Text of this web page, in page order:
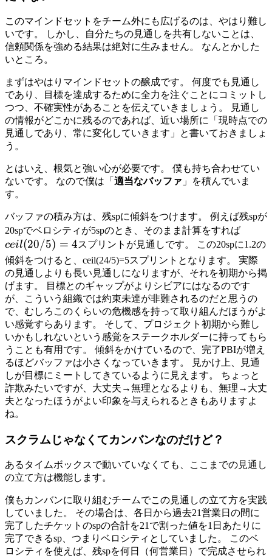
このマインドセットをチーム外にも広げるのは、やはり難し
いです。 しかし、自分たちの見通しを共有しないことは、
信頼関係を強める結果は絶対に生みません。 なんとかした
いところ。
まずはやはりマインドセットの醸成です。 何度でも見通し
であり、目標を達成するために全力を注ぐことにコミットし
つつ、不確実性があることを伝えていきましょう。 見通し
の情報がどこかに残るのであれば、近い場所に「現時点での
見通しであり、常に変化していきます」と書いておきましょ
う。
とはいえ、根気と強い心が必要です。 僕も持ち合わせてい
ないです。 なので僕は「 適当なバッファ 」を積んでいま
す。
バッファの積み方は、残spに傾斜をつけます。 例えば残spが
20spでベロシティが5spのとき、そのまま計算をすれば
ceil(20/5) = 4スプリントが見通しです。 この20spに1.2の
傾斜をつけると、ceil(24/5)=5スプリントとなります。 実際
の見通しよりも長い見通しになりますが、それを初期から掲
げます。 目標とのギャップがよりシビアにはなるのです
が、こういう組織では約束未達が非難されるのだと思うの
で、むしろこのくらいの危機感を持って取り組んだほうがよ
い感覚すらあります。 そして、プロジェクト初期から難し
いかもしれないという感覚をステークホルダーに持ってもら
うことも有用です。 傾斜をかけているので、完了PBIが増え
るほどバッファは小さくなっていきます。 見かけ上、見通
しが目標にミートしてきているように見えます。 ちょっと
詐欺みたいですが、大丈夫→無理となるよりも、無理→大丈
夫となったほうがよい印象を与えられるときもありますよ
ね。
スクラムじゃなくてカンバンなのだけど？
あるタイムボックスで動いていなくても、ここまでの見通し
の立て方は機能します。
僕もカンバンに取り組むチームでこの見通しの立て方を実践
していました。 その場合は、各日から過去21営業日の間に
完了したチケットのspの合計を21で割った値を1日あたりに
完了できるsp、つまりベロシティとしていました。 このベ
ロシティを使えば、残spを何日（何営業日）で完成させられ